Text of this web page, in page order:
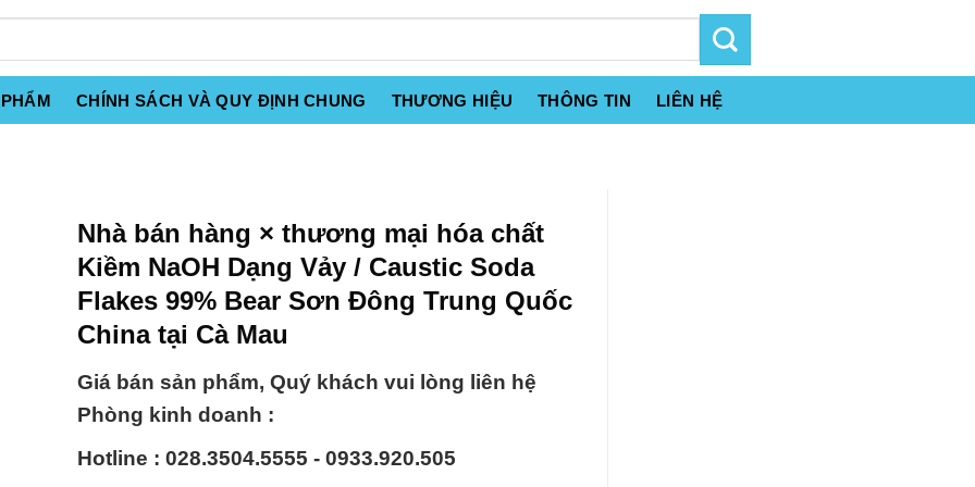
CHÍNH SÁCH VÀ QUY ĐỊNH CHUNG THƯƠNG HIỆU THÔNG TIN LIÊN HỆ
Nhà bán hàng × thương mại hóa chất
Kiềm NaOH Dạng Vảy / Caustic Soda
Flakes 99% Bear Sơn Đông Trung Quốc
China tại Cà Mau
Giá bán sản phẩm, Quý khách vui lòng liên hệ
Phòng kinh doanh :
Hotline : 028.3504.5555 - 0933.920.505